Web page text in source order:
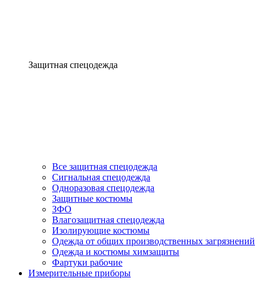
Защитная спецодежда
Все защитная спецодежда
Сигнальная спецодежда
Одноразовая спецодежда
Защитные костюмы
ЗФО
Влагозащитная спецодежда
Изолирующие костюмы
Одежда от общих производственных загрязнений
Одежда и костюмы химзащиты
Фартуки рабочие
Измерительные приборы